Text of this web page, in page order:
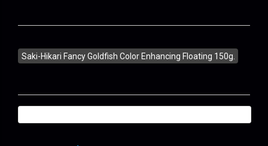
Saki-Hikari Fancy Goldfish Color Enhancing Floating 150g.